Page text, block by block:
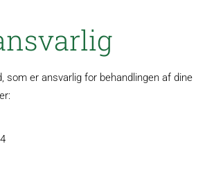
som er ansvarlig for behandlingen af dine